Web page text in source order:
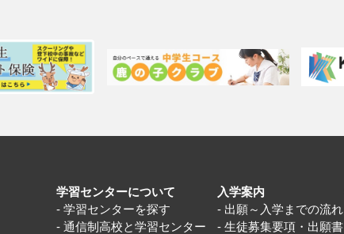
学習センターについて
学習センターを探す
通信制高校と学習センター
入学案内
出願～入学までの流れ
生徒募集要項・出願書